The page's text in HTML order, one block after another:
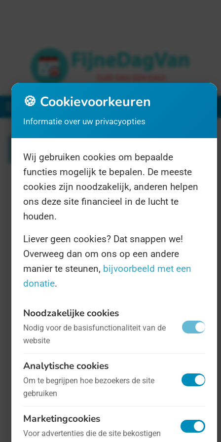
Menu
1 resultaat voor "zeehond"
Internationale Dag van de Zeehond
- op
22 maart
De zeehond is een geinig dier. Lief, een
beetje suffig, ongevaarlijk... Genoeg
te geven, en die vindt plaats op 22
maart.
🍪 Cookievoorkeuren
Informatie over uw privacyopties
Wij gebruiken cookies om bepaalde
functies mogelijk te bepalen. De meeste
cookies zijn noodzakelijk, anderen helpen
ons deze site financieel in de lucht te
houden.
Liever geen cookies? Dat snappen we!
Overweeg dan om ons op een andere
manier te steunen, bijvoorbeeld met een
donatie.
Noodzakelijke cookies
Nodig voor de basisfunctionaliteit van de
website
Analytische cookies
Om te begrijpen hoe bezoekers de site
gebruiken
Marketingcookies
Voor advertenties die de site bekostigen